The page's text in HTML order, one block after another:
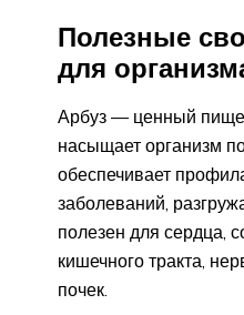
Полезные
для
Арбуз — ценный
насыщает организм
обеспечивает
заболеваний,
полезен для сердца,
кишечного тракта,
почек.